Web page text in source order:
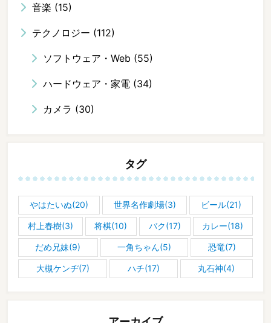
音楽 (15)
テクノロジー (112)
ソフトウェア・Web (55)
ハードウェア・家電 (34)
カメラ (30)
タグ
やはたいぬ(20) 世界名作劇場(3) ビール(21)
村上春樹(3) 将棋(10) バク(17) カレー(18)
だめ兄妹(9) 一角ちゃん(5) 恐竜(7)
大槻ケンヂ(7) ハチ(17) 丸石神(4)